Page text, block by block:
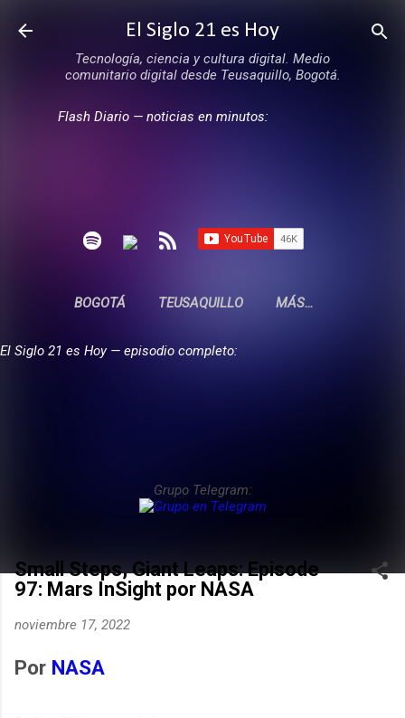
Ir al contenido principal
El Siglo 21 es Hoy
Tecnología, ciencia y cultura digital. Medio
comunitario digital desde Teusaquillo, Bogotá.
Flash Diario — noticias en minutos:
BOGOTÁ TEUSAQUILLO MÁS…
El Siglo 21 es Hoy — episodio completo:
Grupo Telegram:
Small Steps, Giant Leaps: Episode
97: Mars InSight por NASA
noviembre 17, 2022
Por NASA